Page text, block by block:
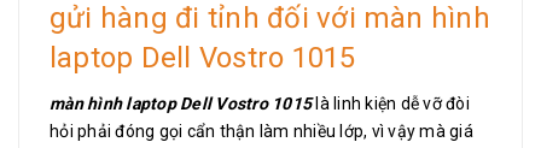
gửi hàng đi tỉnh đối với màn hình
laptop Dell Vostro 1015
màn hình laptop Dell Vostro 1015 là linh kiện dễ vỡ đòi
hỏi phải đóng gọi cẩn thận làm nhiều lớp, vì vậy mà giá